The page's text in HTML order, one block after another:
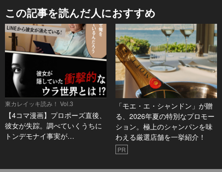
この記事を読んだ人におすすめ
東カレイッキ読み！ Vol.3
【4コマ漫画】プロポーズ直後、
彼女が失踪。調べていくうちに
トンデモナイ事実が…
「モエ・エ・シャンドン」が贈
る、2026年夏の特別なプロモー
ション。極上のシャンパンを味
わえる厳選店舗を一挙紹介！
PR